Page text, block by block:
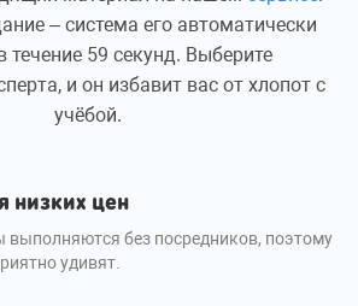
– система его автоматически
течение 59 секунд. Выберите
и он избавит вас от хлопот с
учёбой.
низких цен
выполняются без посредников, поэтому
удивят.